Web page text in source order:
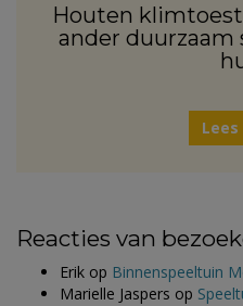
Houten
ander duurzaam
Reacties van
Erik op Binnenspeeltuin
Marielle Jaspers op